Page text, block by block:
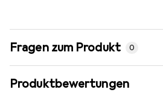
Fragen zum Produkt 0
Produktbewertungen